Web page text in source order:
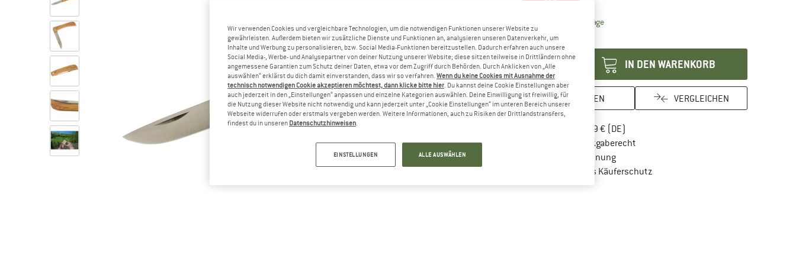
Lieferzeit: 2-4 WerktageDer Link öffnet sich in einer Infobox und beinhaltet
Menge:
IN DEN WARENKORB
MERKEN VERGLEICHEN
Portofrei ab 69 € (DE)
100 Tage RückgaberechtGehe hier zu den Rückgabe-Richtlinien
Kauf auf RechnungFinde die Zahlungs-Infos hier! Öffnet sich in
Trusted Shops KäuferschutzFinde alle Infos hier!
Wir verwenden Cookies und vergleichbare Technologien, um die notwendigen Funktionen unserer Website zu
gewährleisten. Außerdem bieten wir zusätzliche Dienste und Funktionen an, analysieren unseren Datenverkehr, um
Inhalte und Werbung zu personalisieren, bzw. Social Media-Funktionen bereitzustellen. Dadurch erfahren auch unsere
Social Media-, Werbe- und Analysepartner von deiner Nutzung unserer Website; diese sitzen teilweise in Drittländern ohne
angemessene Garantien zum Schutz deiner Daten, etwa vor dem Zugriff durch Behörden. Durch Anklicken von „Alle
auswählen“ erklärst du dich damit einverstanden, dass wir so verfahren. Wenn du keine Cookies mit Ausnahme der
technisch notwendigen Cookie akzeptieren möchtest, dann klicke bitte hier. Du kannst deine Cookie Einstellungen aber
auch jederzeit in den „Einstellungen“ anpassen und einzelne Kategorien auswählen. Deine Einwilligung ist freiwillig, für
die Nutzung dieser Website nicht notwendig und kann jederzeit unter „Cookie Einstellungen“ im unteren Bereich unserer
Webseite widerrufen oder erstmals vergeben werden. Weitere Informationen, auch zu Risiken der Drittlandstransfers,
findest du in unseren Datenschutzhinweisen.
EINSTELLUNGEN ALLE AUSWÄHLEN